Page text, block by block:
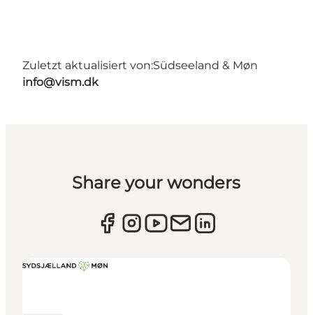
Zuletzt aktualisiert von:Südseeland & Møn
info@vism.dk
Share your wonders